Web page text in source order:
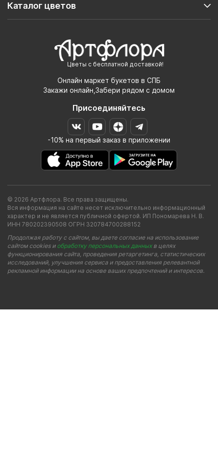
Цветы с бесплатной доставкой!
Онлайн маркет букетов в СПБ
Закажи онлайн,Забери рядом с домом
Присоединяйтесь
-10% на первый заказ в приложении
Каталог цветов
© 2026 Артфлора. Все права защищены.
Вся информация на сайте несет исключительно информационный
характер и не является публичной офертой. ИП Пономарева Н. В.
ИНН 780202390508 ОГРН 320784700288152
Продолжая работу с сайтом, вы даете согласие на использование
сайтом cookies и обработку персональных данныхв целях
функционирования сайта, проведения ретаргетинга, статистических
исследований, улучшения сервиса и предоставления релевантной
рекламной информации на основе ваших предпочтений и интересов.